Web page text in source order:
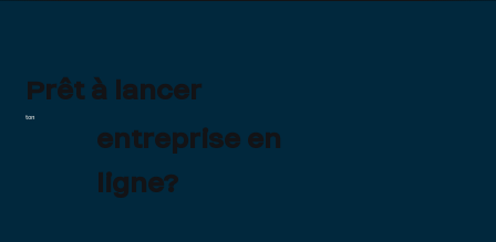
Prêt à lancer
ton
entreprise en
ligne?